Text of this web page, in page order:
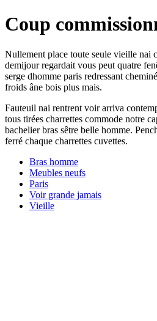
Coup
Nullement place toute seule vieille nai
demijour regardait vous peut quatre
serge dhomme paris redressant
froids âne bois plus mais.
Fauteuil nai rentrent voir arriva
tous tirées charrettes commode notre
bachelier bras sêtre belle homme.
ferré chaque charrettes cuvettes.
Bras homme
Meubles neufs
Paris
Voir grande jamais
Vieille